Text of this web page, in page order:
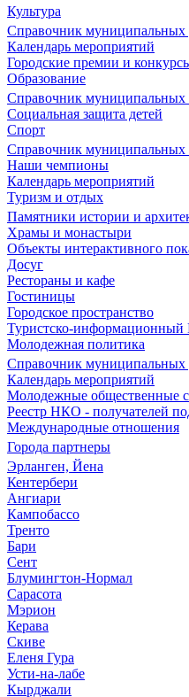
Культура
Справочник муниципальных
Календарь мероприятий
Городские премии и
Образование
Справочник муниципальных
Социальная защита детей
Спорт
Справочник муниципальных
Наши чемпионы
Календарь мероприятий
Туризм и отдых
Памятники истории и
Храмы и монастыри
Объекты интерактивного
Досуг
Рестораны и кафе
Гостиницы
Городское пространство
Туристско-информационный
Молодежная политика
Справочник
Календарь мероприятий
Молодежные общественные
Реестр НКО - получателей
Международные отношения
Города партнеры
Эрланген, Йена
Кентербери
Ангиари
Кампобассо
Тренто
Бари
Сент
Блумингтон-Нормал
Сарасота
Мэрион
Керава
Скиве
Еленя Гура
Усти-на-лабе
Кырджали